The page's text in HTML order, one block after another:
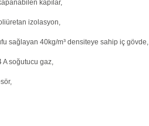
kapılar,
izolasyon,
sağlayan 40kg/m³ densiteye sahip iç gövde,
A soğutucu gaz,